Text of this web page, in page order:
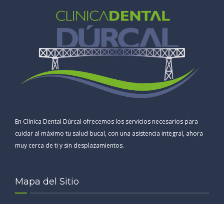
En Clínica Dental Dúrcal ofrecemos los servicios necesarios para
cuidar al máximo tu salud bucal, con una asistencia integral, ahora
muy cerca de ti y sin desplazamientos.
Mapa del Sitio